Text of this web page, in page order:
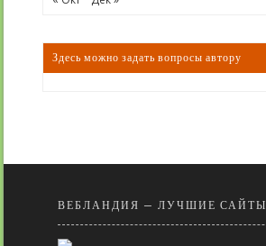
Здесь можно задать вопросы автору
ВЕБЛАНДИЯ — ЛУЧШИЕ САЙТЫ